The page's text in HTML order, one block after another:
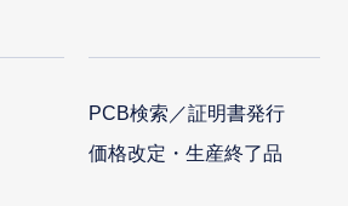
PCB検索／証明書発行
価格改定・生産終了品